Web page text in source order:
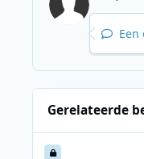
Een
Gerelateerde